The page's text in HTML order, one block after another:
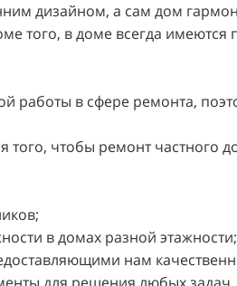
дизайном, а сам дом
того, в доме всегда
работы в сфере ремонта,
чтобы ремонт частного
в домах разной этажности;
нам